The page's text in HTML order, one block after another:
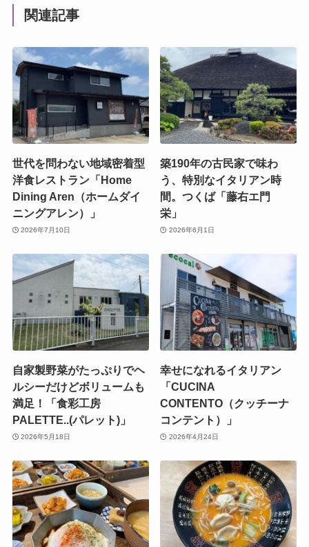
関連記事
世代を問わない地域密着型
洋食レストラン「Home
Dining Aren（ホームダイ
ニングアレン）」
2026年7月10日
築190年の古民家で味わ
う、特別なイタリアン時
間。つくば「藤右エ門
栄」
2026年6月1日
自家製野菜がたっぷりでヘ
ルシーだけどボリュームも
満足！「食彩工房
PALETTE..(パレット)」
2026年5月18日
幸せになれるイタリアン
「CUCINA
CONTENTO（クッチーナ
コンテント）」
2026年4月24日